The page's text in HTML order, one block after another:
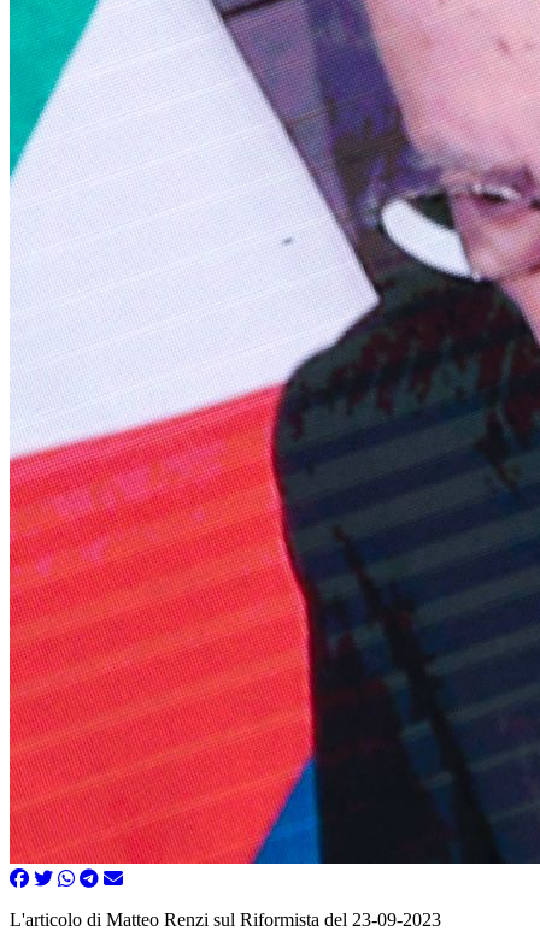
L'articolo di Matteo Renzi sul Riformista del 23-09-2023